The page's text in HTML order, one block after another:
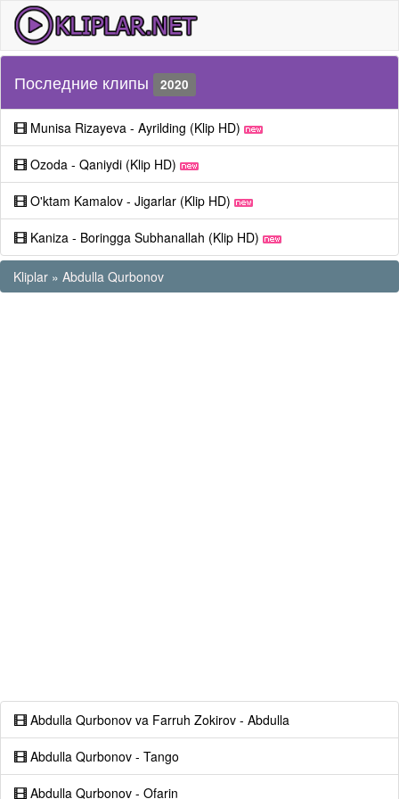
Последние клипы 2020
Munisa Rizayeva - Ayrilding (Klip HD)
Ozoda - Qaniydi (Klip HD)
O'ktam Kamalov - Jigarlar (Klip HD)
Kaniza - Boringga Subhanallah (Klip HD)
Kliplar » Abdulla Qurbonov
Abdulla Qurbonov va Farruh Zokirov - Abdulla
Abdulla Qurbonov - Tango
Abdulla Qurbonov - Ofarin